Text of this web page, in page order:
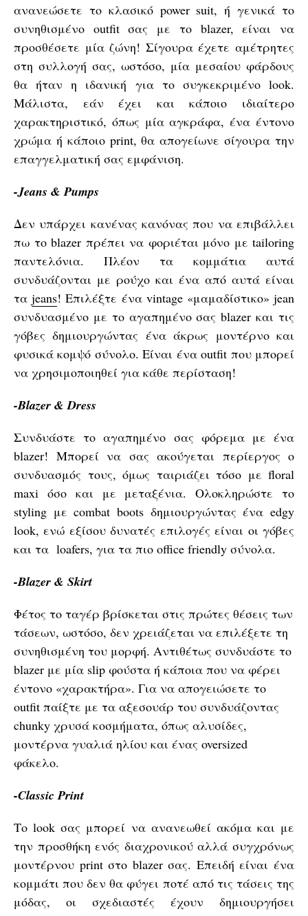
ανανεώσετε το κλασικό power suit, ή γενικά το
συνηθισμένο outfit σας με το blazer, είναι να
προσθέσετε μία ζώνη! Σίγουρα έχετε αμέτρητες
στη συλλογή σας, ωστόσο, μία μεσαίου φάρδους
θα ήταν η ιδανική για το συγκεκριμένο look.
Μάλιστα, εάν έχει και κάποιο ιδιαίτερο
χαρακτηριστικό, όπως μία αγκράφα, ένα έντονο
χρώμα ή κάποιο print, θα απογείωνε σίγουρα την
επαγγελματική σας εμφάνιση.
-Jeans & Pumps
Δεν υπάρχει κανένας κανόνας που να επιβάλλει
πω το blazer πρέπει να φοριέται μόνο με tailoring
παντελόνια. Πλέον τα κομμάτια αυτά
συνδυάζονται με ρούχο και ένα από αυτά είναι
ταjeans! Επιλέξτε ένα vintage «μαμαδίστικο» jean
συνδυασμένο με το αγαπημένο σας blazer και τις
γόβες δημιουργώντας ένα άκρως μοντέρνο και
φυσικά κομψό σύνολο. Είναι ένα outfit που μπορεί
να χρησιμοποιηθεί για κάθε περίσταση!
-Blazer & Dress
Συνδυάστε το αγαπημένο σας φόρεμα με ένα
blazer! Μπορεί να σας ακούγεται περίεργος o
συνδυασμός τους, όμως ταιριάζει τόσο με floral
maxi όσο και με μεταξένια. Ολοκληρώστε το
styling με combat boots δημιουργώντας ένα edgy
look, ενώ εξίσου δυνατές επιλογές είναι οι γόβες
και τα loafers, για τα πιο office friendly σύνολα.
-Blazer & Skirt
Φέτος το ταγέρ βρίσκεται στις πρώτες θέσεις των
τάσεων, ωστόσο, δεν χρειάζεται να επιλέξετε τη
συνηθισμένη του μορφή. Αντιθέτως συνδυάστε το
blazer με μία slip φούστα ή κάποια που να φέρει
έντονο «χαρακτήρα». Για να απογειώσετε το
outfit παίξτε με τα αξεσουάρ του συνδυάζοντας
chunky χρυσά κοσμήματα, όπως αλυσίδες,
μοντέρνα γυαλιά ηλίου και ένας oversized
φάκελο.
-Classic Print
Το look σας μπορεί να ανανεωθεί ακόμα και με
την προσθήκη ενός διαχρονικού αλλά συγχρόνως
μοντέρνου print στο blazer σας. Επειδή είναι ένα
κομμάτι που δεν θα φύγει ποτέ από τις τάσεις της
μόδας, οι σχεδιαστές έχουν δημιουργήσει